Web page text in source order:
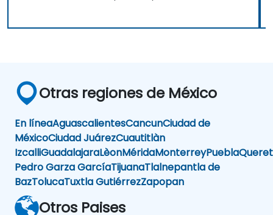
Otras regiones de México
En líneaAguascalientesCancunCiudad de
MéxicoCiudad JuárezCuautitlàn
IzcalliGuadalajaraLèonMéridaMonterreyPuebla
Pedro Garza GarcíaTijuanaTlalnepantla de
BazTolucaTuxtla GutiérrezZapopan
Otros Paises